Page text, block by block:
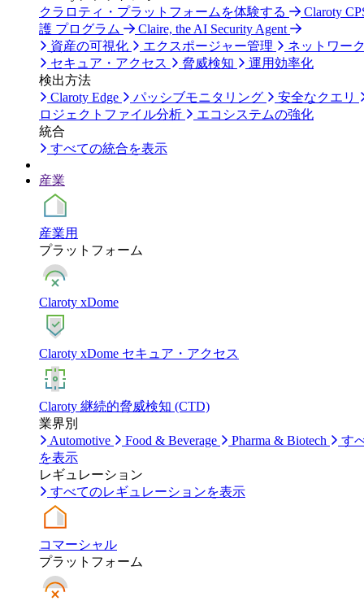
クラロティ・プラットフォームを体験する
Claroty
護 プログラム
Claire, the AI Security Agent
資産の可視化
エクスポージャー管理
ネットワー
セキュア・アクセス
脅威検知
運用効率化
検出方法
Claroty Edge
パッシブモニタリング
安全なクエリ
ロジェクトファイル分析
エコシステムの強化
統合
すべての統合を表示
産業
産業用
プラットフォーム
Claroty xDome
Claroty xDome セキュア・アクセス
Claroty 継続的脅威検知 (CTD)
業界別
Automotive
Food & Beverage Pharma & Biotech
す
を表示
レギュレーション
すべてのレギュレーションを表示
コマーシャル
プラットフォーム